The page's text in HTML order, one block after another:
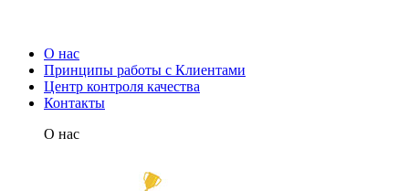
О нас
Принципы работы с Клиентами
Центр контроля качества
Контакты
О нас